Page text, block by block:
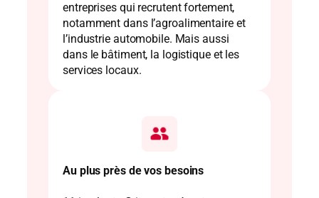
entreprises qui recrutent fortement,
notamment dans l’agroalimentaire et
l’industrie automobile. Mais aussi
dans le bâtiment, la logistique et les
services locaux.
Au plus près de vos besoins